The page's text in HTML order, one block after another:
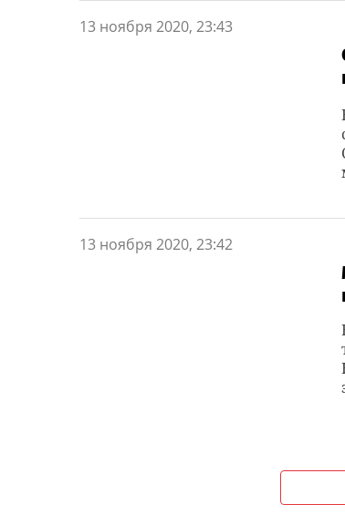
13 ноября 2020, 23:43
13 ноября 2020, 23:42